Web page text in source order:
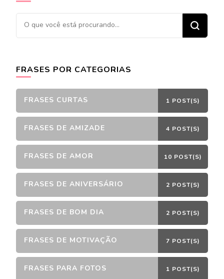
Procurando
algo?
FRASES POR CATEGORIAS
FRASES CURTAS 1 POST(S)
FRASES DE AMIZADE 4 POST(S)
FRASES DE AMOR 10 POST(S)
FRASES DE ANIVERSÁRIO 2 POST(S)
FRASES DE BOM DIA 2 POST(S)
FRASES DE MOTIVAÇÃO 7 POST(S)
FRASES PARA FOTOS 1 POST(S)